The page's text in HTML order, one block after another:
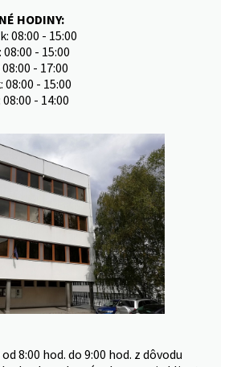
HODINY:
08:00 - 15:00
- 15:00
- 17:00
- 15:00
- 14:00
8:00 hod. do 9:00 hod. z dôvodu